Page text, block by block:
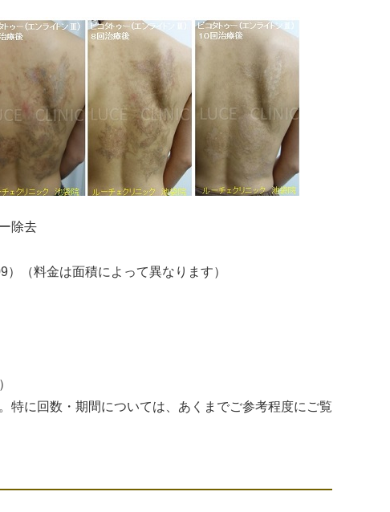
除去
（料金は面積によって異なります）
に回数・期間については、あくまでご参考程度にご覧